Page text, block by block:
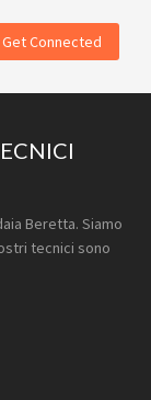
Get Connected
Beretta. Siamo
tecnici sono